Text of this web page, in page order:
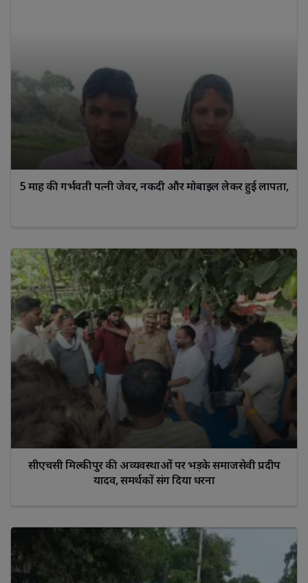
5 माह की गर्भवती पत्नी जेवर, नकदी और मोबाइल लेकर हुई लापता,
सीएचसी मिल्कीपुर की अव्यवस्थाओं पर भड़के समाजसेवी प्रदीप
यादव, समर्थकों संग दिया धरना